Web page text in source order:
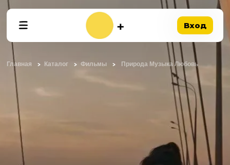
Вход
Главная Каталог Фильмы Природа Музыка Любовь